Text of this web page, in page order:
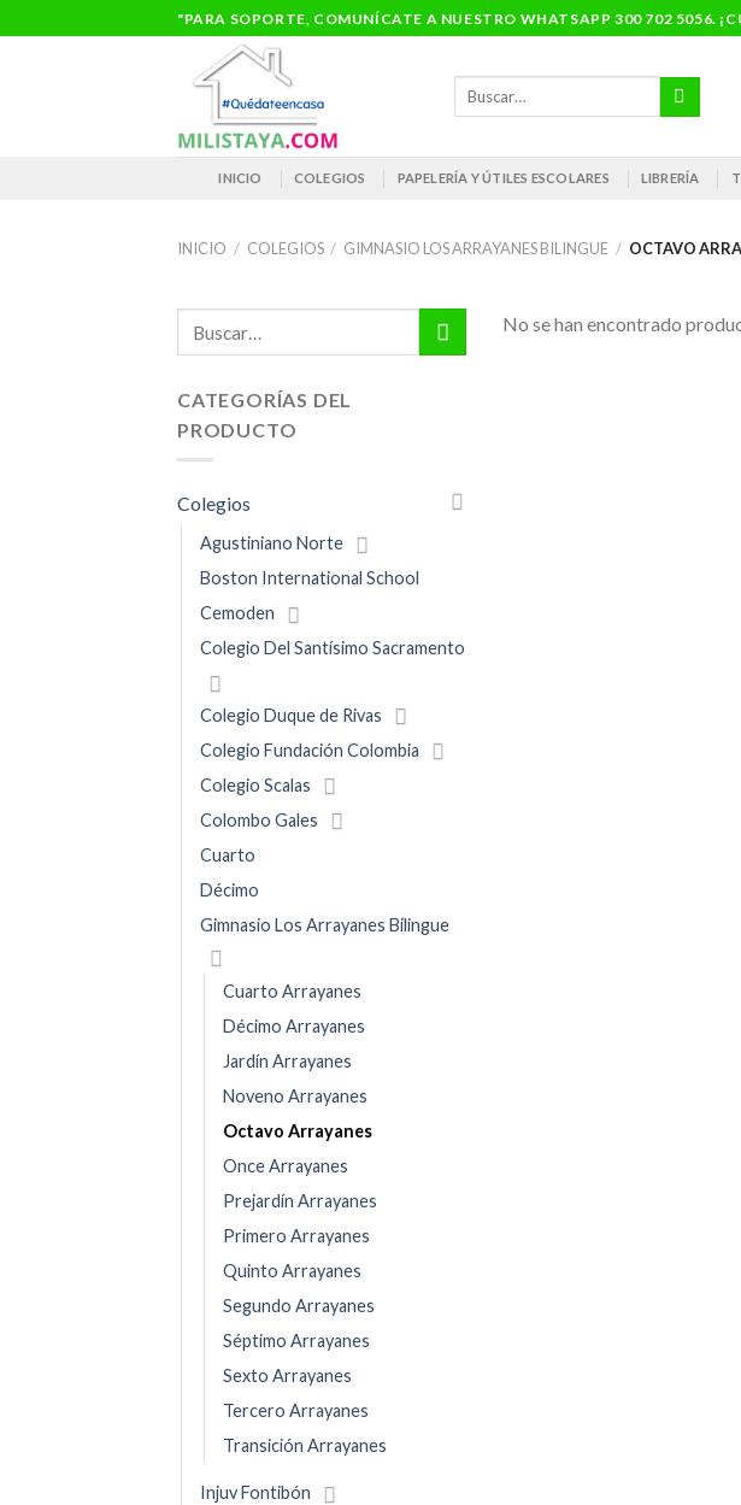
al
"PARA SOPORTE, COMUNÍCATE A NUESTRO WHATSAPP 300 702 5056.
Buscar
INICIO COLEGIOS PAPELERÍA Y ÚTILES ESCOLARES LIBRERÍA
INICIO / COLEGIOS / GIMNASIO LOS ARRAYANES BILINGUE / OCTAVO
CATEGORÍAS DEL
PRODUCTO
Colegios
Agustiniano Norte
Boston International School
Cemoden
Colegio Del Santísimo Sacramento
Colegio Duque de Rivas
Colegio Fundación Colombia
Colegio Scalas
Colombo Gales
Cuarto
Décimo
Gimnasio Los Arrayanes Bilingue
Cuarto Arrayanes
Décimo Arrayanes
Jardín Arrayanes
Noveno Arrayanes
Octavo Arrayanes
Once Arrayanes
Prejardín Arrayanes
Primero Arrayanes
Quinto Arrayanes
Segundo Arrayanes
Séptimo Arrayanes
Sexto Arrayanes
Tercero Arrayanes
Transición Arrayanes
Injuv Fontibón
No se han encontrado